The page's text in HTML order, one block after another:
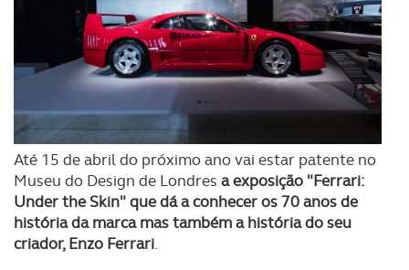
Até 15 de abril do próximo ano vai estar patente no
Museu do Design de Londres a exposição "Ferrari:
Under the Skin" que dá a conhecer os 70 anos de
história da marca mas também a história do seu
criador, Enzo Ferrari.